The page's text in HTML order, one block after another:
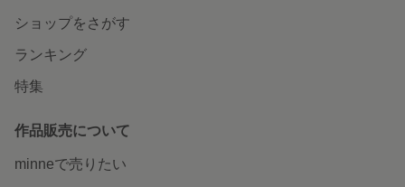
ショップをさがす
ランキング
特集
作品販売について
minneで売りたい